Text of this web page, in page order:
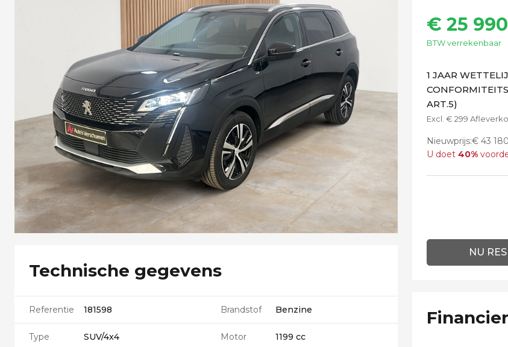
Technische gegevens
Referentie 181598
Type SUV/4x4
Brandstof Benzine
Motor 1199 cc
€ 25
BTW verrekenbaar
1 JAAR
ART.5)
Excl. € 299
Nieuwprijs:€ 43
U doet 40%
NU